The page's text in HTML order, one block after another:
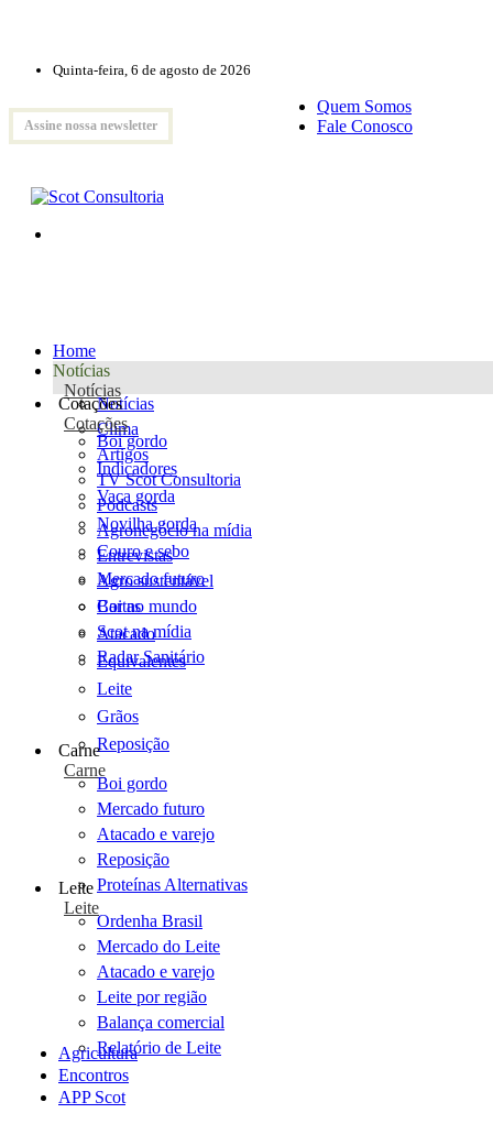
Quinta-feira, 6 de agosto de 2026
Assine nossa newsletter
Quem Somos
Fale Conosco
Home
Notícias
Notícias
Notícias
Clima
Artigos
TV Scot Consultoria
Podcasts
Agronegócio na mídia
Entrevistas
Agro sustentável
Cartas
Scot na mídia
Radar Sanitário
Cotações
Cotações
Boi gordo
Indicadores
Vaca gorda
Novilha gorda
Couro e sebo
Mercado futuro
Boi no mundo
Atacado
Equivalentes
Leite
Grãos
Reposição
Carne
Carne
Boi gordo
Mercado futuro
Atacado e varejo
Reposição
Proteínas Alternativas
Leite
Leite
Ordenha Brasil
Mercado do Leite
Atacado e varejo
Leite por região
Balança comercial
Relatório de Leite
Agricultura
Encontros
APP Scot